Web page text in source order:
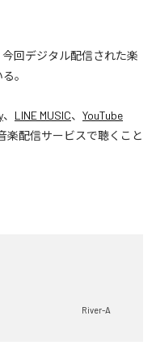
今回デジタル配信された楽
。
、 LINE MUSIC、 YouTube
楽配信サービスで聴くこと
River-A